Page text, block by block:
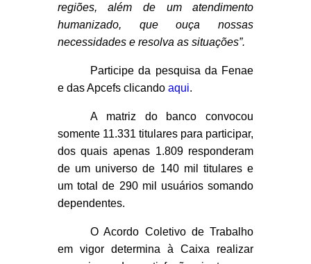
regiões, além de um atendimento
humanizado, que ouça nossas
necessidades e resolva as situações”.
Participe da pesquisa da Fenae
e das Apcefs clicando aqui.
A matriz do banco convocou
somente 11.331 titulares para participar,
dos quais apenas 1.809 responderam
de um universo de 140 mil titulares e
um total de 290 mil usuários somando
dependentes.
O Acordo Coletivo de Trabalho
em vigor determina à Caixa realizar